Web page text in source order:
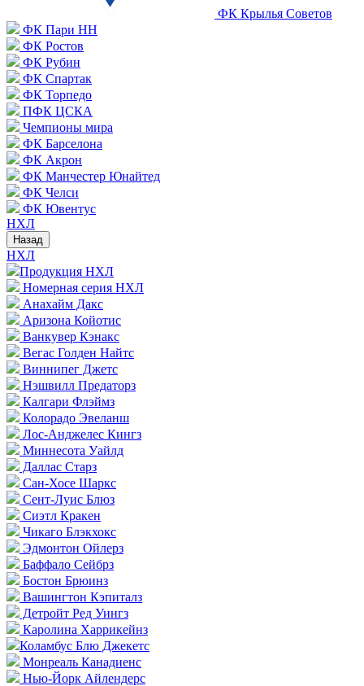
ФК Крылья Советов
ФК Пари НН
ФК Ростов
ФК Рубин
ФК Спартак
ФК Торпедо
ПФК ЦСКА
Чемпионы мира
ФК Барселона
ФК Акрон
ФК Манчестер Юнайтед
ФК Челси
ФК Ювентус
НХЛ
Назад
НХЛ
Продукция НХЛ
Номерная серия НХЛ
Анахайм Дакс
Аризона Койотис
Ванкувер Кэнакс
Вегас Голден Найтс
Виннипег Джетс
Нэшвилл Предаторз
Калгари Флэймз
Колорадо Эвеланш
Лос-Анджелес Кингз
Миннесота Уайлд
Даллас Старз
Сан-Хосе Шаркс
Сент-Луис Блюз
Сиэтл Кракен
Чикаго Блэкхокс
Эдмонтон Ойлерз
Баффало Сейбрз
Бостон Брюинз
Вашингтон Кэпиталз
Детройт Ред Уингз
Каролина Харрикейнз
Коламбус Блю Джекетс
Монреаль Канадиенс
Нью-Йорк Айлендерс